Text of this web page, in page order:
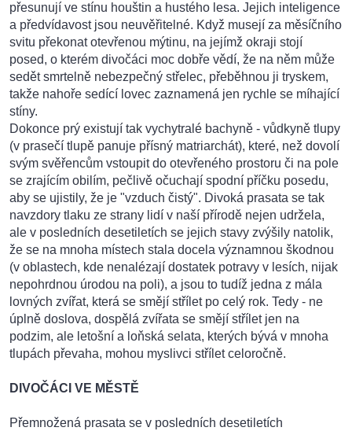
přesunují ve stínu houštin a hustého lesa. Jejich inteligence
a předvídavost jsou neuvěřitelné. Když musejí za měsíčního
svitu překonat otevřenou mýtinu, na jejímž okraji stojí
posed, o kterém divočáci moc dobře vědí, že na něm může
sedět smrtelně nebezpečný střelec, přeběhnou ji tryskem,
takže nahoře sedící lovec zaznamená jen rychle se míhající
stíny.
Dokonce prý existují tak vychytralé bachyně - vůdkyně tlupy
(v prasečí tlupě panuje přísný matriarchát), které, než dovolí
svým svěřencům vstoupit do otevřeného prostoru či na pole
se zrajícím obilím, pečlivě očuchají spodní příčku posedu,
aby se ujistily, že je "vzduch čistý". Divoká prasata se tak
navzdory tlaku ze strany lidí v naší přírodě nejen udržela,
ale v posledních desetiletích se jejich stavy zvýšily natolik,
že se na mnoha místech stala docela významnou škodnou
(v oblastech, kde nenalézají dostatek potravy v lesích, nijak
nepohrdnou úrodou na poli), a jsou to tudíž jedna z mála
lovných zvířat, která se smějí střílet po celý rok. Tedy - ne
úplně doslova, dospělá zvířata se smějí střílet jen na
podzim, ale letošní a loňská selata, kterých bývá v mnoha
tlupách převaha, mohou myslivci střílet celoročně.
DIVOČÁCI VE MĚSTĚ
Přemnožená prasata se v posledních desetiletích